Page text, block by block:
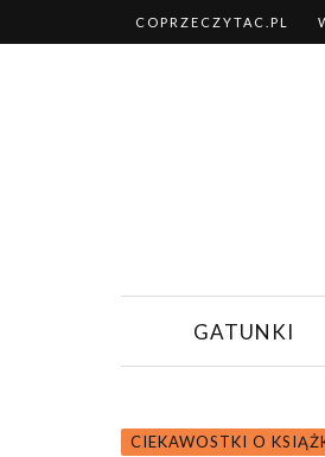
COPRZECZYTAC.PL
GATUNKI
CIEKAWOSTKI O